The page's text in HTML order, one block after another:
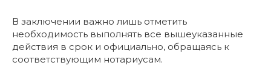
В заключении важно лишь отметить
необходимость выполнять все вышеуказанные
действия в срок и официально, обращаясь к
соответствующим нотариусам.